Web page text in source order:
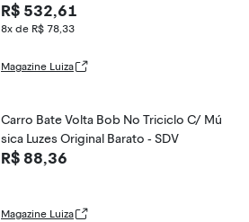
R$ 532,61
8x de R$ 78,33
Magazine Luiza
Carro Bate Volta Bob No Triciclo C/ Mú
sica Luzes Original Barato - SDV
R$ 88,36
Magazine Luiza